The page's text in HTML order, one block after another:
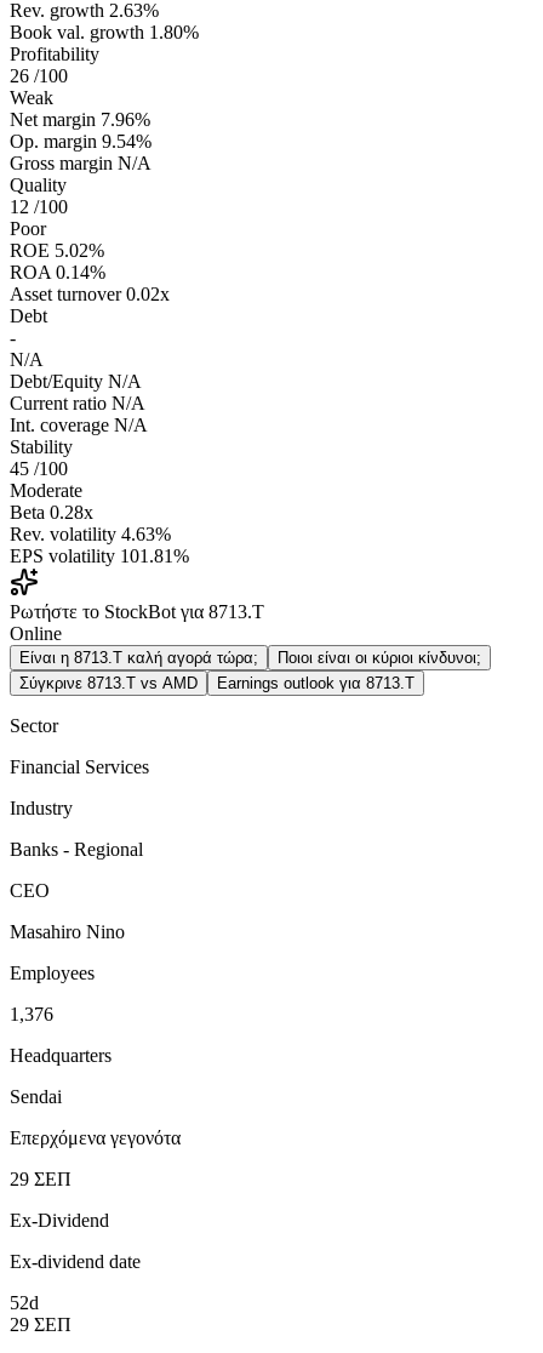
Rev. growth 2.63%
Book val. growth 1.80%
Profitability
26 /100
Weak
Net margin 7.96%
Op. margin 9.54%
Gross margin N/A
Quality
12 /100
Poor
ROE 5.02%
ROA 0.14%
Asset turnover 0.02x
Debt
-
N/A
Debt/Equity N/A
Current ratio N/A
Int. coverage N/A
Stability
45 /100
Moderate
Beta 0.28x
Rev. volatility 4.63%
EPS volatility 101.81%
Ρωτήστε το StockBot για 8713.T
Online
Είναι η 8713.T καλή αγορά τώρα;
Ποιοι είναι οι κύριοι κίνδυνοι;
Σύγκρινε 8713.T vs AMD
Earnings outlook για 8713.T
Sector
Financial Services
Industry
Banks - Regional
CEO
Masahiro Nino
Employees
1,376
Headquarters
Sendai
Επερχόμενα γεγονότα
29 ΣΕΠ
Ex-Dividend
Ex-dividend date
52d
29 ΣΕΠ